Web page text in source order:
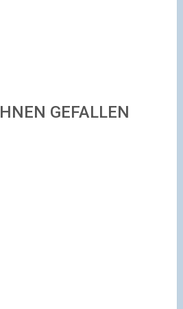
GEFALLEN